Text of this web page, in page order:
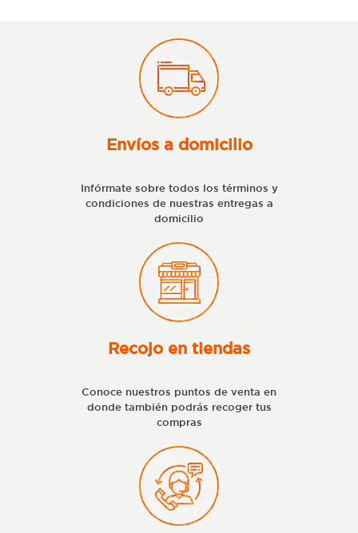
Envíos a domicilio
Infórmate sobre todos los términos y
condiciones de nuestras entregas a
domicilio
Recojo en tiendas
Conoce nuestros puntos de venta en
donde también podrás recoger tus
compras